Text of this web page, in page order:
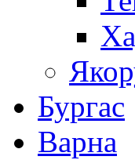
Бургас
Варна